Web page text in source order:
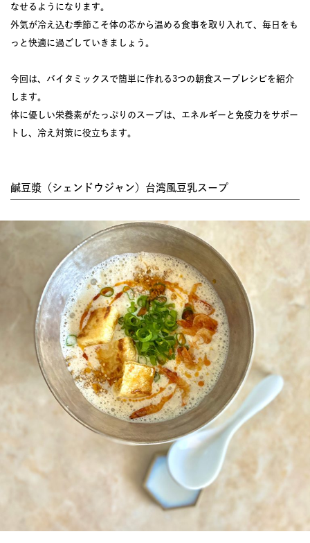
なせるようになります。
外気が冷え込む季節こそ体の芯から温める食事を取り入れて、毎日をも
っと快適に過ごしていきましょう。
今回は、バイタミックスで簡単に作れる3つの朝食スープレシピを紹介
します。
体に優しい栄養素がたっぷりのスープは、エネルギーと免疫力をサポー
トし、冷え対策に役立ちます。
鹹豆漿（シェンドウジャン）台湾風豆乳スープ